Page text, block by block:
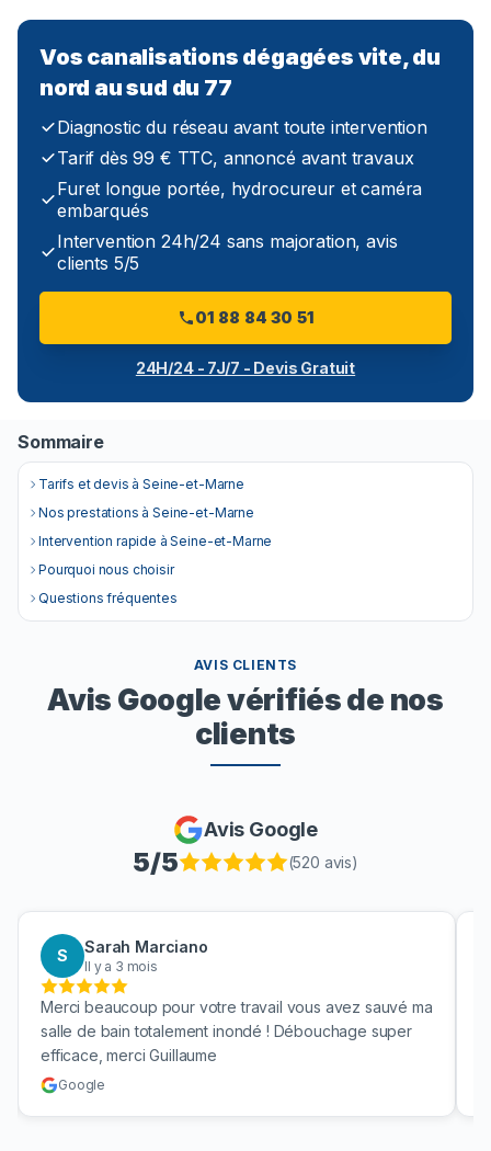
Vos canalisations dégagées vite, du
nord au sud du 77
Diagnostic du réseau avant toute intervention
Tarif dès 99 € TTC, annoncé avant travaux
Furet longue portée, hydrocureur et caméra
embarqués
Intervention 24h/24 sans majoration, avis
clients 5/5
01 88 84 30 51
24H/24 - 7J/7 - Devis Gratuit
Sommaire
Tarifs et devis à Seine-et-Marne
Nos prestations à Seine-et-Marne
Intervention rapide à Seine-et-Marne
Pourquoi nous choisir
Questions fréquentes
AVIS CLIENTS
Avis Google vérifiés de nos
clients
Avis Google
5/5 (520 avis)
S Sarah Marciano
Il y a 3 mois
Merci beaucoup pour votre travail vous avez sauvé ma
salle de bain totalement inondé ! Débouchage super
efficace, merci Guillaume
Google